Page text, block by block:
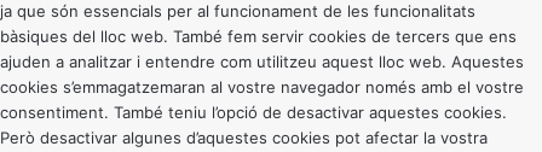
ja que són essencials per al funcionament de les funcionalitats
bàsiques del lloc web. També fem servir cookies de tercers que ens
ajuden a analitzar i entendre com utilitzeu aquest lloc web. Aquestes
cookies s’emmagatzemaran al vostre navegador només amb el vostre
consentiment. També teniu l’opció de desactivar aquestes cookies.
Però desactivar algunes d’aquestes cookies pot afectar la vostra